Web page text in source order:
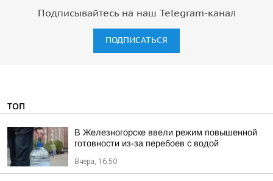
Подписывайтесь на наш Telegram-канал
ПОДПИСАТЬСЯ
ТОП
В Железногорске ввели режим повышенной
готовности из-за перебоев с водой
Вчера, 16:50